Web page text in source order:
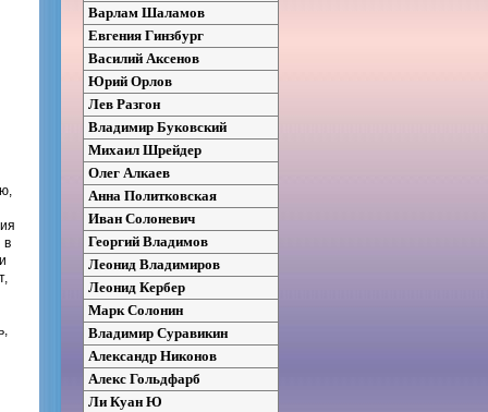
в
Варлам Шаламов
Евгения Гинзбург
Василий Аксенов
Юрий Орлов
Лев Разгон
Владимир Буковский
Михаил Шрейдер
Олег Алкаев
Анна Политковская
Иван Солоневич
Георгий Владимов
Леонид Владимиров
Леонид Кербер
Марк Солонин
Владимир Суравикин
Александр Никонов
Алекс Гольдфарб
Ли Куан Ю